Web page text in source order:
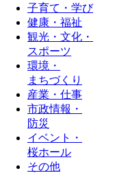
子育て・学び
健康・福祉
観光・文化・
スポーツ
環境・
まちづくり
産業・仕事
市政情報・
防災
イベント・
桜ホール
その他